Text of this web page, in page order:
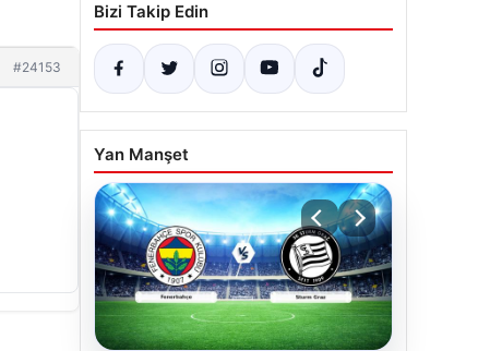
#24153
Bizi Takip Edin
Yan Manşet